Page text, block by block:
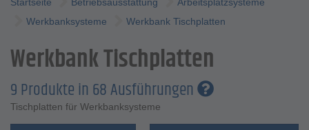
Werkbanksysteme
Werkbank Tischplatten
Werkbank Tischplatten
9 Produkte in 68 Ausführungen
Tischplatten für Werkbanksysteme